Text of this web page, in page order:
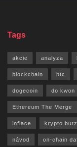
Tags
akcie analyza
blockchain btc
dogecoin do kwon
Ethereum The Merge
inflace krypto
návod on-chain